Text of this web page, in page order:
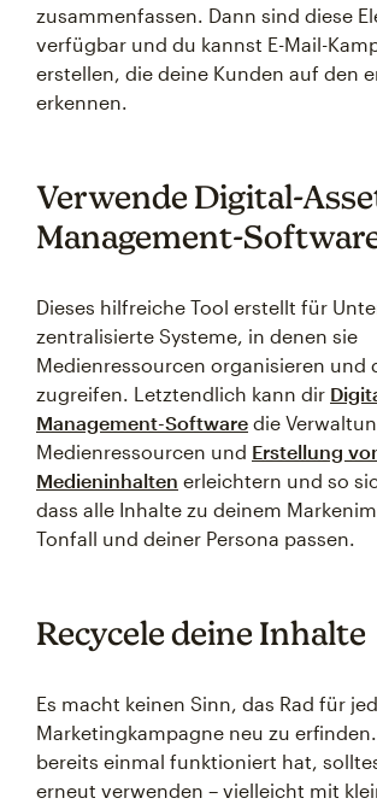
zusammenfassen. Dann sind diese
verfügbar und du kannst E-Mail-
erstellen, die deine Kunden auf den
erkennen.
Verwende Digital-
Management-
Dieses hilfreiche Tool erstellt für
zentralisierte Systeme, in denen sie
Medienressourcen organisieren und
zugreifen. Letztendlich kann dir
Management-Software die
Medienressourcen und Erstellung
Medieninhalten erleichtern und so
dass alle Inhalte zu deinem
Tonfall und deiner Persona passen.
Recycele deine Inhalte
Es macht keinen Sinn, das Rad für
Marketingkampagne neu zu
bereits einmal funktioniert hat,
erneut verwenden – vielleicht mit